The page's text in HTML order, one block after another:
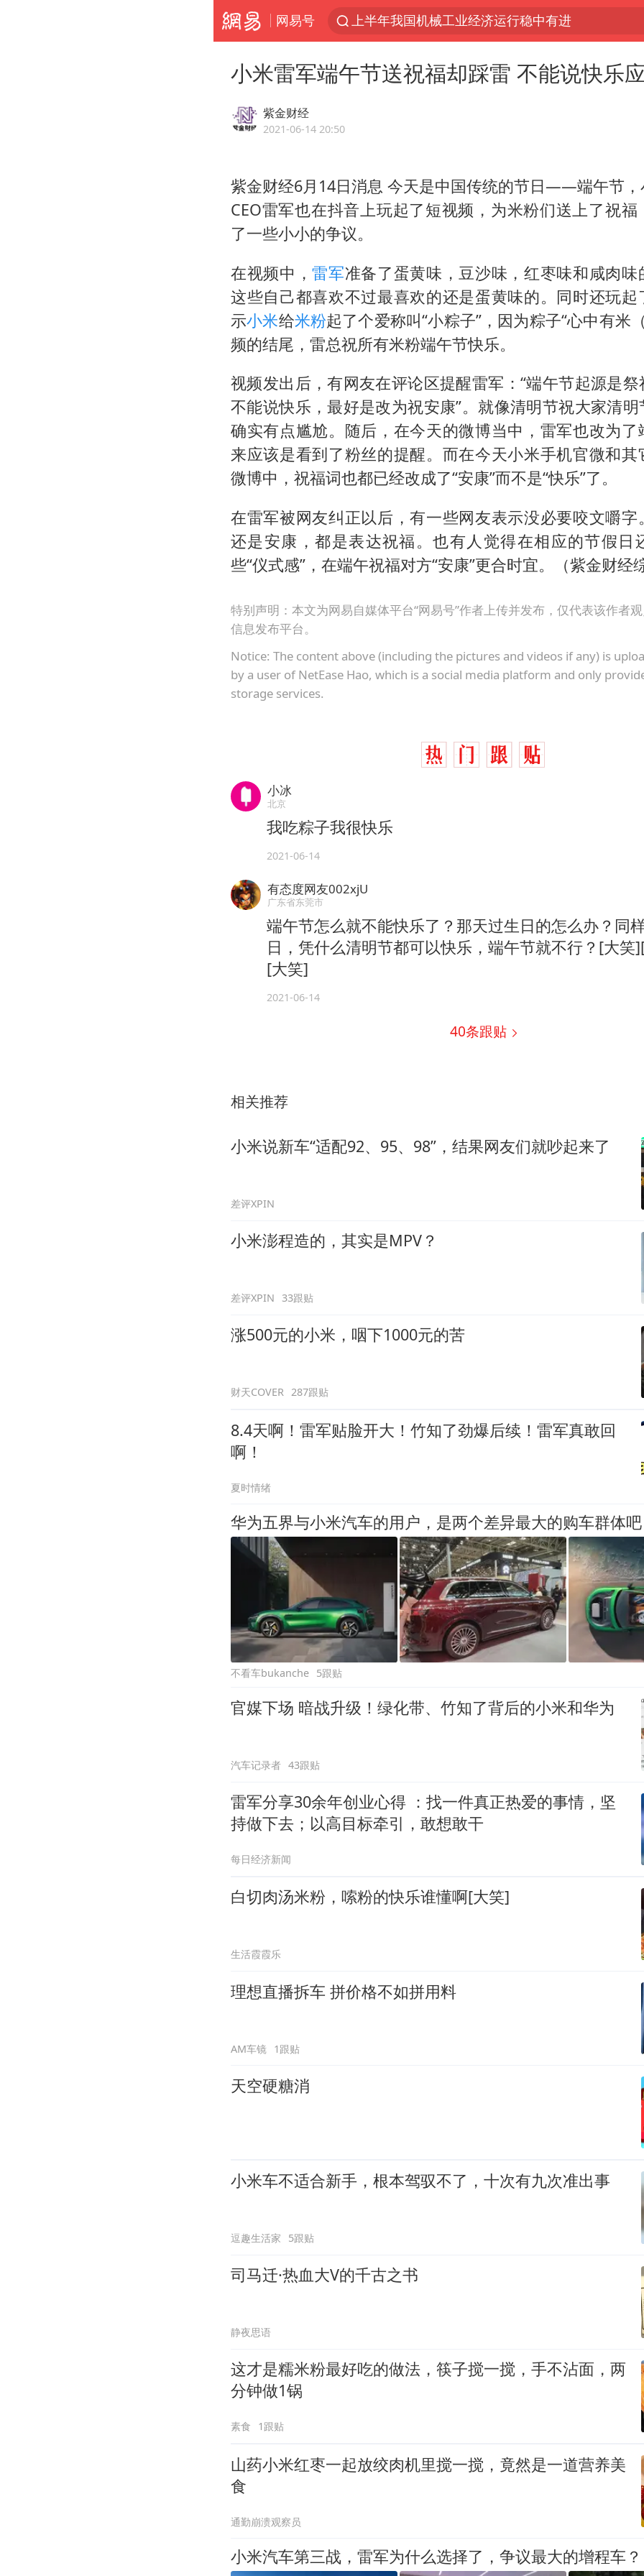
网易号
上半年我国机械工业经济运行稳中有进
女子开一天一夜空调后二氧化碳中毒
陕西省委书记赶赴柞水县杏坪镇
女孩摆摊卖菌子时收到北大通知书
改名后的“青海拉面”店
广岛核爆81周年央视播《奥本海默》
四川宜宾市高县发生4.9级地震
河南某医院2.33亿工程串标案细节披露
男子杀人后逃进深山21年活得像野人
立秋的仪式感
公司“上四休三”但要降薪1000元
A股收盘：三大指数均涨超1%
朱雨玲晋级WTT横滨冠军赛女单八强
如何把百年大党建设得更加坚强有力？
小米雷军端午节送祝福却踩雷 不能说快乐
紫金财经
2021-06-14 20:50
紫金财经6月14日消息 今天是中国传统的节日——端午节，
CEO雷军也在抖音上玩起了短视频，为米粉们送上了祝
了一些小小的争议。
在视频中，雷军准备了蛋黄味，豆沙味，红枣味和咸肉味
这些自己都喜欢不过最喜欢的还是蛋黄味的。同时还玩起
示小米给米粉起了个爱称叫“小粽子”，因为粽子“心中有米
频的结尾，雷总祝所有米粉端午节快乐。
视频发出后，有网友在评论区提醒雷军：“端午节起源是祭
不能说快乐，最好是改为祝安康”。就像清明节祝大家清
确实有点尴尬。随后，在今天的微博当中，雷军也改为了
来应该是看到了粉丝的提醒。而在今天小米手机官微和其
微博中，祝福词也都已经改成了“安康”而不是“快乐”了。
在雷军被网友纠正以后，有一些网友表示没必要咬文嚼字
还是安康，都是表达祝福。也有人觉得在相应的节假日
些“仪式感”，在端午祝福对方“安康”更合时宜。（紫金财经
特别声明：本文为网易自媒体平台“网易号”作者上传并发布，仅代表该作者
信息发布平台。
Notice: The content above (including the pictures and videos if any) is
by a user of NetEase Hao, which is a social media platform and only
storage services.
小冰
北京
我吃粽子我很快乐
2021-06-14
有态度网友002xjU
广东省东莞市
端午节怎么就不能快乐了？那天过生日的怎么办？同
日，凭什么清明节都可以快乐，端午节就不行？[大
[大笑]
2021-06-14
40条跟贴
相关推荐
小米说新车“适配92、95、98”，结果网友们就吵起来了
差评XPIN
小米澎程造的，其实是MPV？
差评XPIN 33跟贴
涨500元的小米，咽下1000元的苦
财天COVER 287跟贴
8.4天啊！雷军贴脸开大！竹知了劲爆后续！雷军真敢回
啊！
夏时情绪
华为五界与小米汽车的用户，是两个差异最大的购车群体
不看车bukanche 5跟贴
官媒下场 暗战升级！绿化带、竹知了背后的小米和华为
汽车记录者 43跟贴
雷军分享30余年创业心得 ：找一件真正热爱的事情，坚
持做下去；以高目标牵引，敢想敢干
每日经济新闻
白切肉汤米粉，嗦粉的快乐谁懂啊[大笑]
生活霞霞乐
理想直播拆车 拼价格不如拼用料
AM车镜 1跟贴
天空硬糖消
小米车不适合新手，根本驾驭不了，十次有九次准出事
逗趣生活家 5跟贴
司马迁·热血大V的千古之书
静夜思语
这才是糯米粉最好吃的做法，筷子搅一搅，手不沾面，两
分钟做1锅
素食 1跟贴
山药小米红枣一起放绞肉机里搅一搅，竟然是一道营养美
食
通勤崩溃观察员
小米汽车第三战，雷军为什么选择了，争议最大的增程车？